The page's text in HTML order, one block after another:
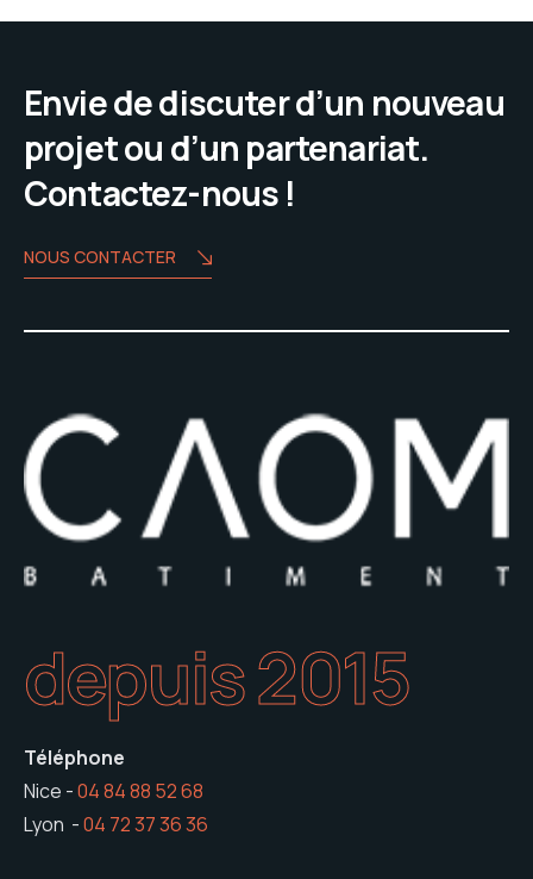
Envie de discuter d’un nouveau
projet ou d’un partenariat.
Contactez-nous !
NOUS CONTACTER
depuis 2015
Téléphone
Nice -04 84 88 52 68
Lyon -04 72 37 36 36